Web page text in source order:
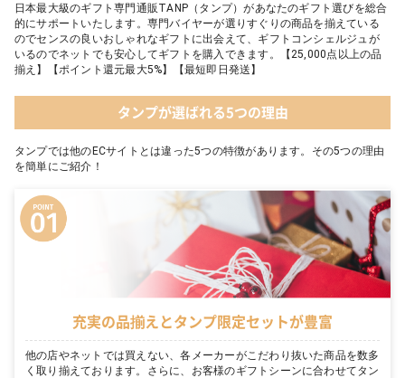
日本最大級のギフト専門通販TANP（タンプ）があなたのギフト選びを総合
的にサポートいたします。専門バイヤーが選りすぐりの商品を揃えている
のでセンスの良いおしゃれなギフトに出会えて、ギフトコンシェルジュが
いるのでネットでも安心してギフトを購入できます。【25,000点以上の品
揃え】【ポイント還元最大5%】【最短即日発送】
タンプが選ばれる5つの理由
タンプでは他のECサイトとは違った5つの特徴があります。その5つの理由
を簡単にご紹介！
充実の品揃えとタンプ限定セットが豊富
他の店やネットでは買えない、各メーカーがこだわり抜いた商品を数多
く取り揃えております。さらに、お客様のギフトシーンに合わせてタン